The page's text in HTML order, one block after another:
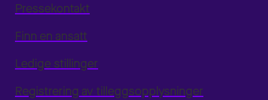
Pressekontakt
Finn en ansatt
Ledige stillinger
Registrering av tilleggsopplysninger